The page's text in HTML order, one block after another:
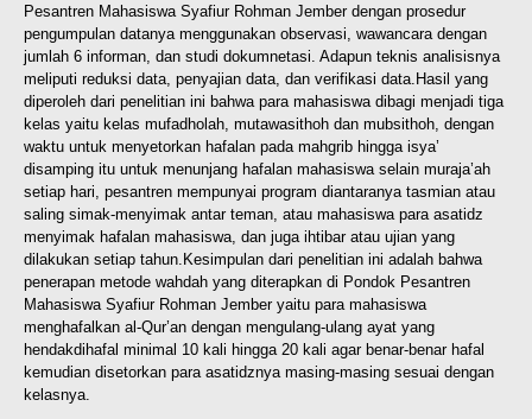
Pesantren Mahasiswa Syafiur Rohman Jember dengan prosedur
pengumpulan datanya menggunakan observasi, wawancara dengan
jumlah 6 informan, dan studi dokumnetasi. Adapun teknis analisisnya
meliputi reduksi data, penyajian data, dan verifikasi data. Hasil yang
diperoleh dari penelitian ini bahwa para mahasiswa dibagi menjadi tiga
kelas yaitu kelas mufadholah, mutawasithoh dan mubsithoh, dengan
waktu untuk menyetorkan hafalan pada mahgrib hingga isya’
disamping itu untuk menunjang hafalan mahasiswa selain muraja’ah
setiap hari, pesantren mempunyai program diantaranya tasmian atau
saling simak-menyimak antar teman, atau mahasiswa para asatidz
menyimak hafalan mahasiswa, dan juga ihtibar atau ujian yang
dilakukan setiap tahun. Kesimpulan dari penelitian ini adalah bahwa
penerapan metode wahdah yang diterapkan di Pondok Pesantren
Mahasiswa Syafiur Rohman Jember yaitu para mahasiswa
menghafalkan al-Qur’an dengan mengulang-ulang ayat yang
hendakdihafal minimal 10 kali hingga 20 kali agar benar-benar hafal
kemudian disetorkan para asatidznya masing-masing sesuai dengan
kelasnya.